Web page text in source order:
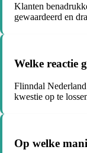
Klanten
gewaardeerd en
Welke reactie
Flinndal
kwestie op te
Op welke